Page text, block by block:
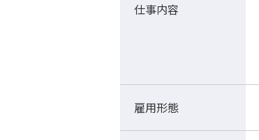
仕事内容
雇用形態